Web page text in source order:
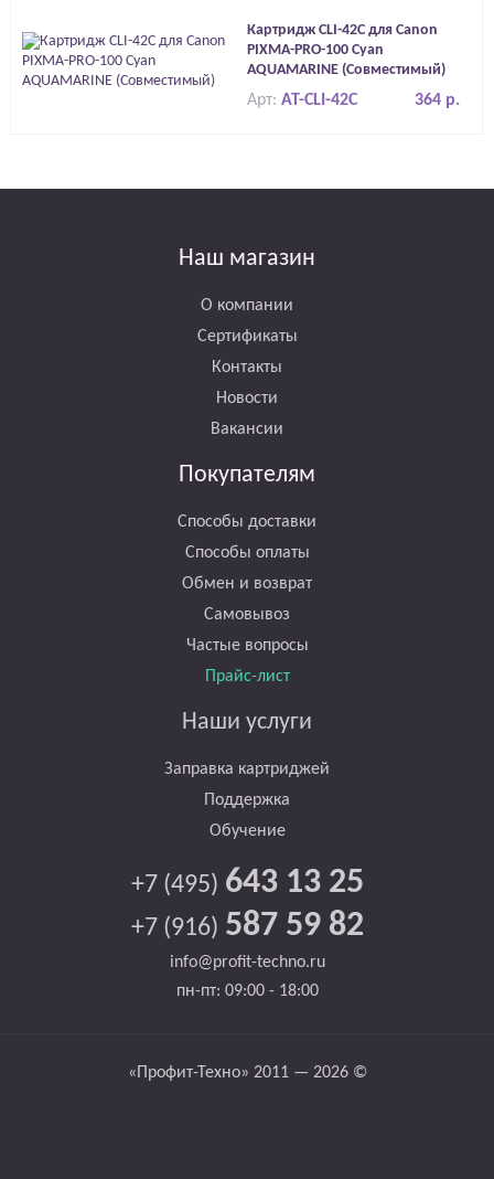
Картридж CLI-42C для Canon
PIXMA-PRO-100 Cyan
AQUAMARINE (Совместимый)
364 р.
Арт:AT-CLI-42C
Наш магазин
О компании
Сертификаты
Контакты
Новости
Вакансии
Покупателям
Способы доставки
Способы оплаты
Обмен и возврат
Самовывоз
Частые вопросы
Прайс-лист
Наши услуги
Заправка картриджей
Поддержка
Обучение
+7 (495) 643 13 25
+7 (916) 587 59 82
info@profit-techno.ru
пн-пт: 09:00 - 18:00
«Профит-Техно» 2011 — 2026 ©